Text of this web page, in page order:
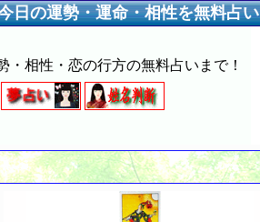
日の運勢・運命・相性を無料占い
相性・恋の行方の無料占いまで！